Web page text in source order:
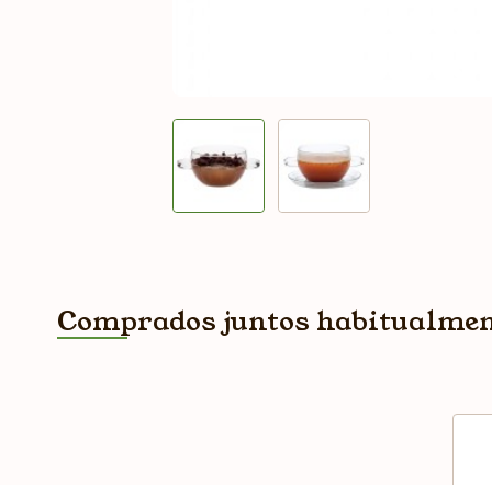
Comprados juntos